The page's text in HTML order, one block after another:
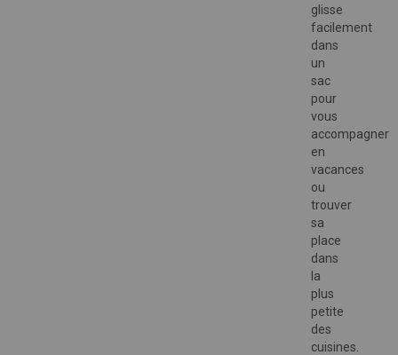
glisse
facilement
dans
un
sac
pour
vous
accompagner
en
vacances
ou
trouver
sa
place
dans
la
plus
petite
des
cuisines.